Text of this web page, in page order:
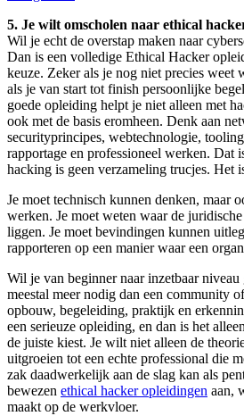
5. Je wilt omscholen naar ethical
Wil je echt de overstap maken naar
Dan is een volledige Ethical Hacker
keuze. Zeker als je nog niet precies weet
als je van start tot finish persoonlijke
goede opleiding helpt je niet alleen met
ook met de basis eromheen. Denk aan
securityprincipes, webtechnologie,
rapportage en professioneel werken. Dat
hacking is geen verzameling trucjes. Het
Je moet technisch kunnen denken, maar
werken. Je moet weten waar de
liggen. Je moet bevindingen kunnen
rapporteren op een manier waar een
Wil je van beginner naar inzetbaar niveau
meestal meer nodig dan een community
opbouw, begeleiding, praktijk en
een serieuze opleiding, en dan is het
de juiste kiest. Je wilt niet alleen de
uitgroeien tot een echte professional die
zak daadwerkelijk aan de slag kan als
bewezen ethical hacker opleidingen aan,
maakt op de werkvloer.